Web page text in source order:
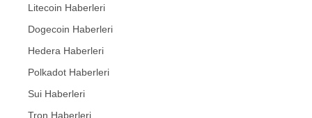
Litecoin Haberleri
Dogecoin Haberleri
Hedera Haberleri
Polkadot Haberleri
Sui Haberleri
Tron Haberleri